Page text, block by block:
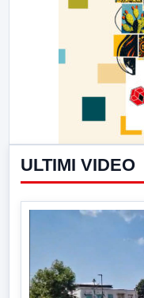
ULTIMI VIDEO